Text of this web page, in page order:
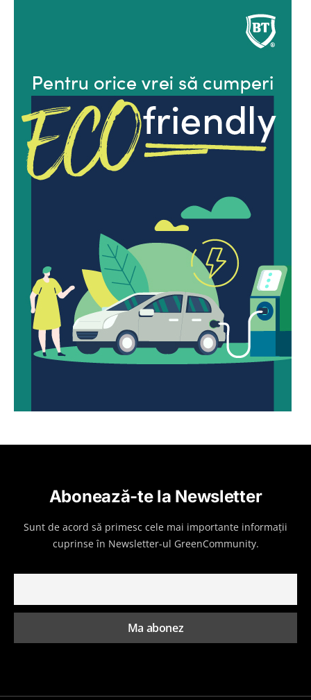
Abonează-te la Newsletter
Sunt de acord să primesc cele mai importante informații
cuprinse în Newsletter-ul GreenCommunity.